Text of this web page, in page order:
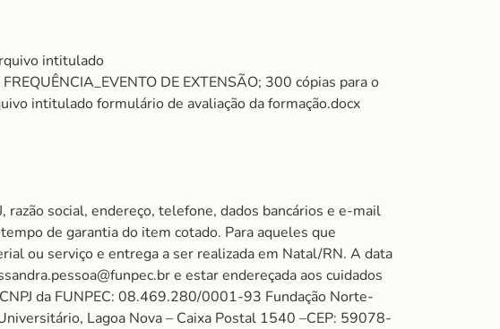
intitulado
DE EXTENSÃO; 300 cópias para o
intitulado formulário de avaliação da formação.docx
social, endereço, telefone, dados bancários e e-mail
de garantia do item cotado. Para aqueles que
ou serviço e entrega a ser realizada em Natal/RN. A data
e estar endereçada aos cuidados
da FUNPEC: 08.469.280/0001-93 Fundação Norte-
Lagoa Nova – Caixa Postal 1540 –CEP: 59078-